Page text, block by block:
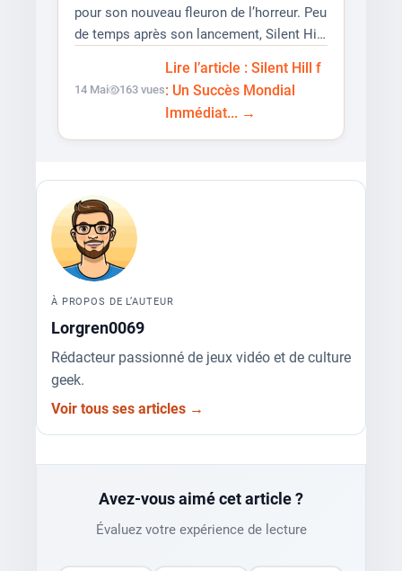
pour son nouveau fleuron de l’horreur. Peu
de temps après son lancement, Silent Hill
14 Mai 163 vues
Lire l’article : Silent Hill f
: Un Succès Mondial
Immédiat... →
À PROPOS DE L’AUTEUR
Lorgren0069
Rédacteur passionné de jeux vidéo et de culture
geek.
Voir tous ses articles →
Avez-vous aimé cet article ?
Évaluez votre expérience de lecture